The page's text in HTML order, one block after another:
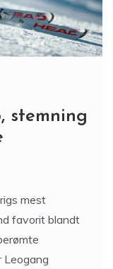
stemning
mest
favorit blandt
Leogang